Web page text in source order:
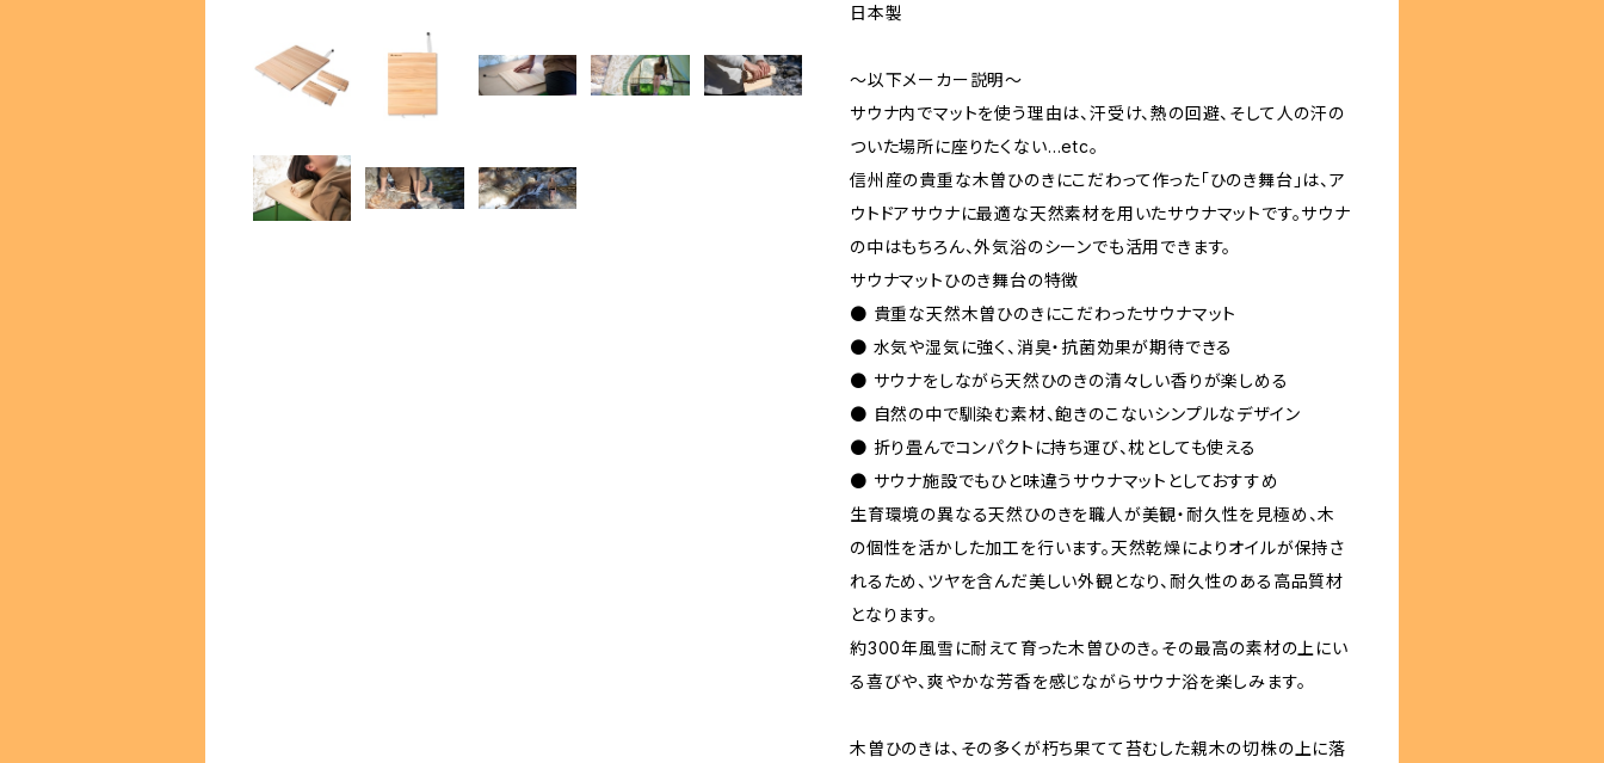
日本製
～以下メーカー説明～
サウナ内でマットを使う理由は、汗受け、熱の回避、そして人の汗の
ついた場所に座りたくない…etc。
信州産の貴重な木曽ひのきにこだわって作った「ひのき舞台」は、ア
ウトドアサウナに最適な天然素材を用いたサウナマットです。サウナ
の中はもちろん、外気浴のシーンでも活用できます。
サウナマットひのき舞台の特徴
● 貴重な天然木曽ひのきにこだわったサウナマット
● 水気や湿気に強く、消臭・抗菌効果が期待できる
● サウナをしながら天然ひのきの清々しい香りが楽しめる
● 自然の中で馴染む素材、飽きのこないシンプルなデザイン
● 折り畳んでコンパクトに持ち運び、枕としても使える
● サウナ施設でもひと味違うサウナマットとしておすすめ
生育環境の異なる天然ひのきを職人が美観・耐久性を見極め、木
の個性を活かした加工を行います。天然乾燥によりオイルが保持さ
れるため、ツヤを含んだ美しい外観となり、耐久性のある高品質材
となります。
約300年風雪に耐えて育った木曽ひのき。その最高の素材の上にい
る喜びや、爽やかな芳香を感じながらサウナ浴を楽しみます。
木曽ひのきは、その多くが朽ち果てて苔むした親木の切株の上に落